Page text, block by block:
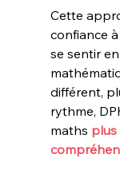
Cette
confiance
se sentir
différent,
rythme,
maths plus